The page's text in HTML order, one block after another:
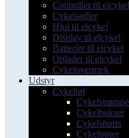
Controller til elcykel
Cykelsadler
Hjul til elcykel
Display til elcykel
Batterier til elcykel
Oplader til elcykel
Cykelovertræk
Udstyr
Cykeltøj
Cykelbukser
Cykelshorts
Cykeltrøjer